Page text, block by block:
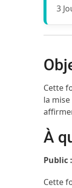
3
Cette
la
À
Public :
Cette